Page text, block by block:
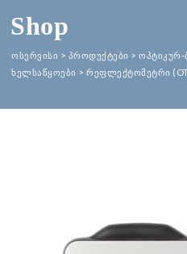
Shop
ოსერვისი > პროდუქტები > ოპტიკურ-
ხელსაწყოები > რეფლექტომეტრი